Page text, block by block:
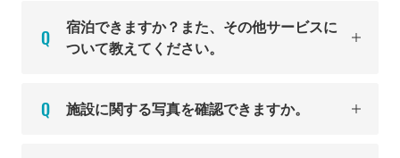
宿泊できますか？また、その他サービスに
ついて教えてください。
施設に関する写真を確認できますか。